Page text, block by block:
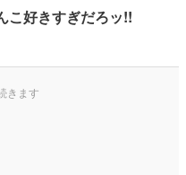
好きすぎだろッ!!